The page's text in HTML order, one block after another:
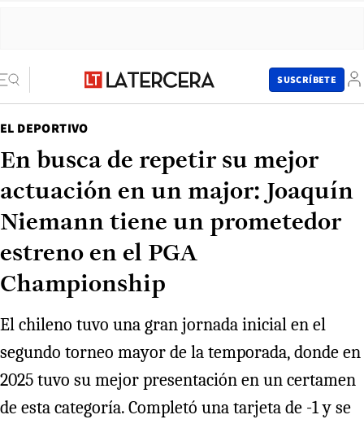
SUSCRÍBETE
EL DEPORTIVO
En busca de repetir su mejor
actuación en un major: Joaquín
Niemann tiene un prometedor
estreno en el PGA
Championship
El chileno tuvo una gran jornada inicial en el
segundo torneo mayor de la temporada, donde en
2025 tuvo su mejor presentación en un certamen
de esta categoría. Completó una tarjeta de -1 y se